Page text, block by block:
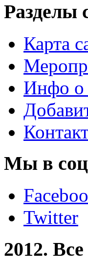
Разделы
Карта
Инфо о
Мы в соц
Twitter
2012.